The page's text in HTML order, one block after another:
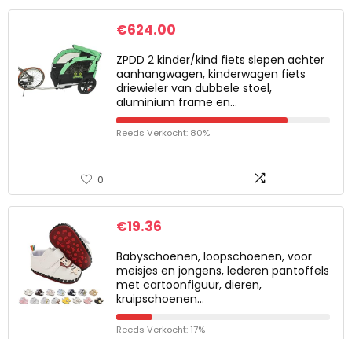
€624.00
ZPDD 2 kinder/kind fiets slepen achter
aanhangwagen, kinderwagen fiets
driewieler van dubbele stoel,
aluminium frame en…
Reeds Verkocht: 80%
0
€19.36
Babyschoenen, loopschoenen, voor
meisjes en jongens, lederen pantoffels
met cartoonfiguur, dieren,
kruipschoenen…
Reeds Verkocht: 17%